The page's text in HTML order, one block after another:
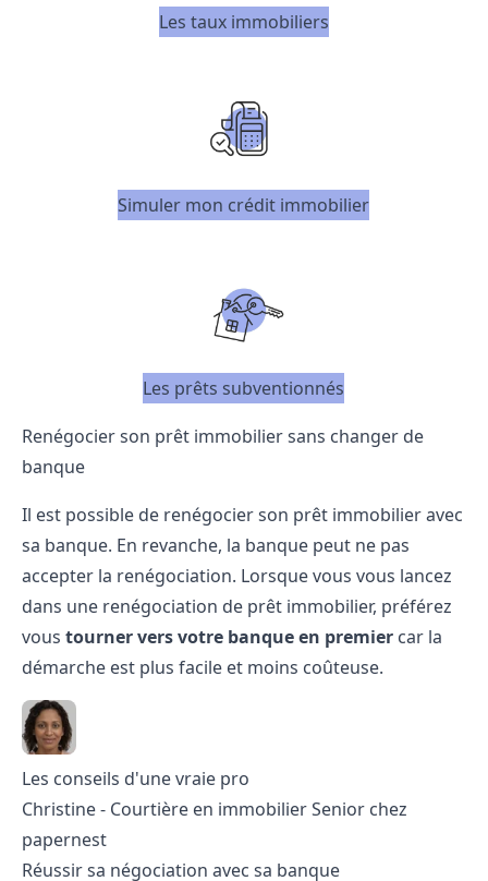
Les taux immobiliers
Simuler mon crédit immobilier
Les prêts subventionnés
Renégocier son prêt immobilier sans changer de
banque
Il est possible de renégocier son prêt immobilier avec
sa banque. En revanche, la banque peut ne pas
accepter la renégociation. Lorsque vous vous lancez
dans une renégociation de prêt immobilier, préférez
vous tourner vers votre banque en premier car la
démarche est plus facile et moins coûteuse.
Les conseils d'une vraie pro
Christine - Courtière en immobilier Senior chez
papernest
Réussir sa négociation avec sa banque